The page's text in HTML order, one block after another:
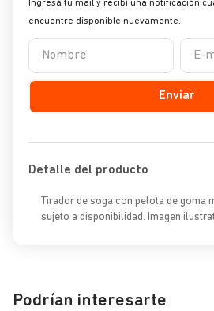
Enviar
Detalle del producto
Tirador de soga con pelota de goma
sujeto a disponibilidad. Imagen
Podrían interesarte